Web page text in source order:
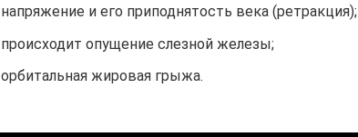
напряжение и его приподнятость века (ретракция);
происходит опущение слезной железы;
орбитальная жировая грыжа.